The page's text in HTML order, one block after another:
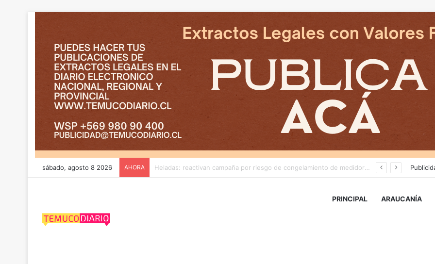
sábado, agosto 8 2026 AHORA Deportes Temuco termina relación contractual con Arturo Sanhueza tras derrota ante Copiapó
PRINCIPAL ARAUCANÍA
El